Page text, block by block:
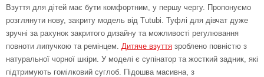
Взуття для дітей має бути комфортним, у першу чергу. Пропонуємо
розглянути нову, закриту модель від Tutubi. Туфлі для дівчат дуже
зручні за рахунок закритого дизайну та можливості регулювання
повноти липучкою та ремінцем. Дитяче взуття зроблено повністю з
натуральної чорної шкіри. У моделі є супінатор та жосткий задник, які
підтримують гомілковий суглоб. Підошва масивна, з
Вниз